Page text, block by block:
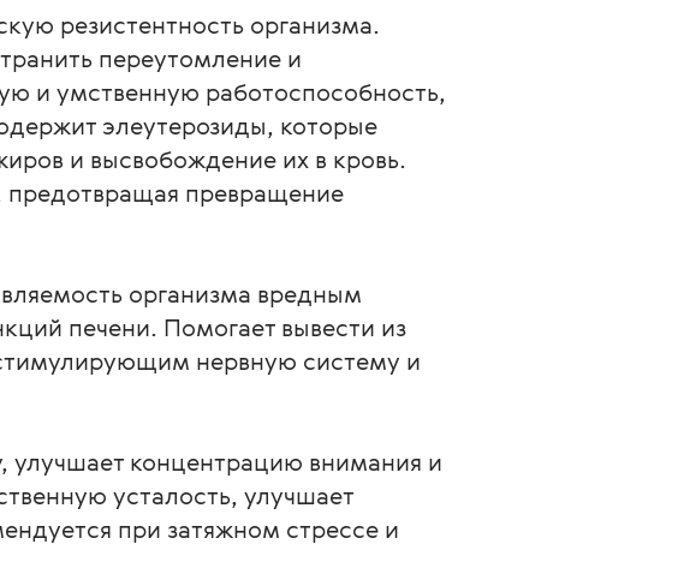
резистентность организма.
переутомление и
и умственную работоспособность,
элеутерозиды, которые
и высвобождение их в кровь.
предотвращая превращение
организма вредным
печени. Помогает вывести из
нервную систему и
улучшает концентрацию внимания и
усталость, улучшает
при затяжном стрессе и